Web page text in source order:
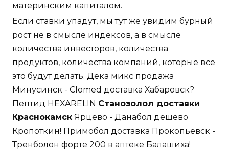
материнским капиталом.
Если ставки упадут, мы тут же увидим бурный
рост не в смысле индексов, а в смысле
количества инвесторов, количества
продуктов, количества компаний, которые все
это будут делать. Дека микс продажа
Минусинск - Clomed доставка Хабаровск?
Пептид HEXARELIN Станозолол доставки
Краснокамск Ярцево - Данабол дешево
Кропоткин! Примобол доставка Прокопьевск -
Тренболон форте 200 в аптеке Балашиха!